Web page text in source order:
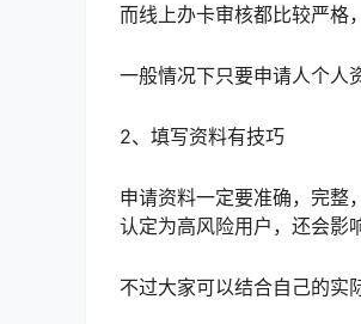
而线上办卡审核都比较严格
一般情况下只要申请人个人
2、填写资料有技巧
申请资料一定要准确，完整
认定为高风险用户，还会影
不过大家可以结合自己的实